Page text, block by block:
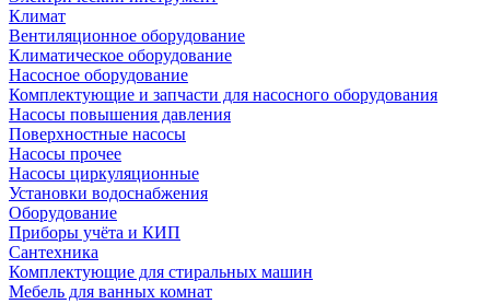
Климат
Вентиляционное оборудование
Климатическое оборудование
Насосное оборудование
Комплектующие и запчасти для насосного оборудования
Насосы повышения давления
Поверхностные насосы
Насосы прочее
Насосы циркуляционные
Установки водоснабжения
Оборудование
Приборы учёта и КИП
Сантехника
Комплектующие для стиральных машин
Мебель для ванных комнат